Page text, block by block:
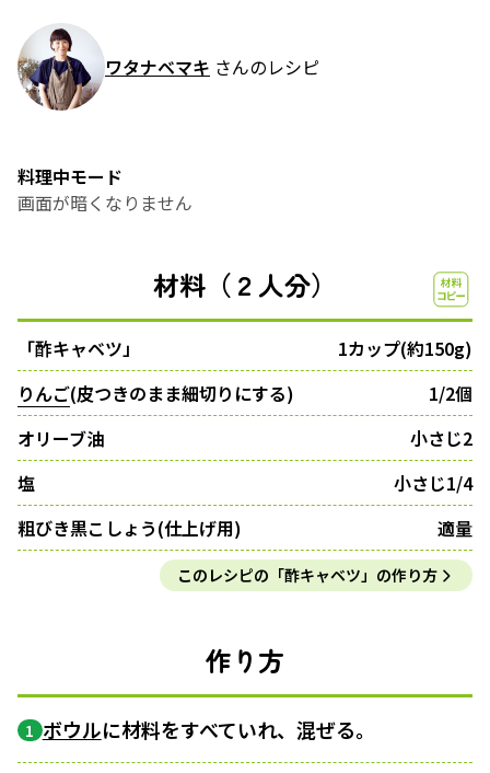
ワタナベマキ さんのレシピ
料理中モード
画面が暗くなりません
材料（２人分）
「酢キャベツ」
1カップ(約150g)
りんご(皮つきのまま細切りにする)
1/2個
オリーブ油
小さじ2
塩
小さじ1/4
粗びき黒こしょう(仕上げ用)
適量
このレシピの「酢キャベツ」の作り方
作り方
1 ボウルに材料をすべていれ、混ぜる。